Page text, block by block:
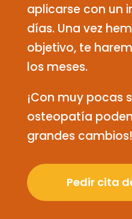
aplicarse con un
días. Una vez
objetivo, te
los meses.
¡Con muy pocas
osteopatía
grandes cambios!
Pedir cita